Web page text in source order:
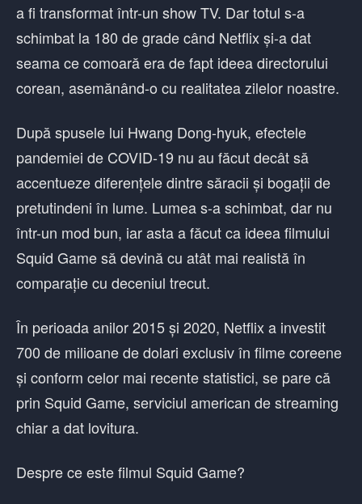
a fi transformat într-un show TV. Dar totul s-a
schimbat la 180 de grade când Netflix și-a dat
seama ce comoară era de fapt ideea directorului
corean, asemănând-o cu realitatea zilelor noastre.
După spusele lui Hwang Dong-hyuk, efectele
pandemiei de COVID-19 nu au făcut decât să
accentueze diferențele dintre săracii și bogații de
pretutindeni în lume. Lumea s-a schimbat, dar nu
într-un mod bun, iar asta a făcut ca ideea filmului
Squid Game să devină cu atât mai realistă în
comparație cu deceniul trecut.
În perioada anilor 2015 și 2020, Netflix a investit
700 de milioane de dolari exclusiv în filme coreene
și conform celor mai recente statistici, se pare că
prin Squid Game, serviciul american de streaming
chiar a dat lovitura.
Despre ce este filmul Squid Game?